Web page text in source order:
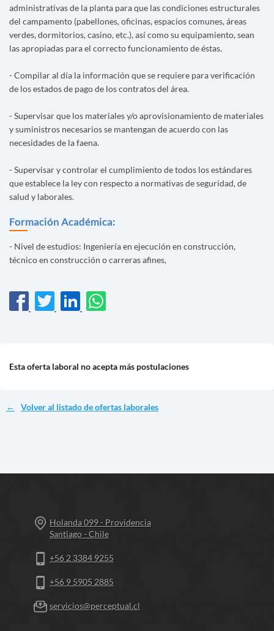
administrativas de la planta para que las condiciones estructurales
del campamento (pabellones, oficinas, espacios comunes, áreas
verdes, dormitorios, casino, etc.), así como su equipamiento, sean
las apropiadas para el correcto funcionamiento de éstas.
- Compilar al día la información que se requiere para verificación
de los estados de pago de los contratos del área.
- Supervisar que los materiales y/o aprovisionamiento de materiales
y suministros necesarios se mantengan de acuerdo con las
necesidades de la faena.
- Supervisar y controlar el cumplimiento de todos los estándares
que establece la ley con respecto a normativas de seguridad, de
salud y laborales.
Formación Académica:
- Nivel de estudios: Ingeniería en ejecución en construcción,
técnico en construcción o carreras afines,
Esta oferta laboral no acepta más postulaciones
Volver al listado de ofertas laborales
Holanda 099 - Providencia
Santiago - Chile
+56 2 3384 9255
+56 9 5905 2885
servicios@perceptual.cl